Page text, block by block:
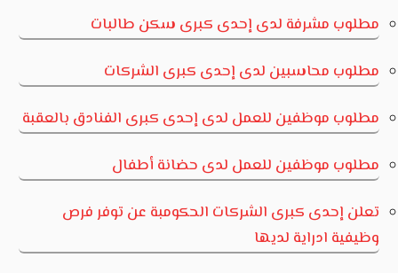
مطلوب مشرفة لدى إحدى كبرى سكن طالبات
مطلوب محاسبين لدى إحدى كبرى الشركات
مطلوب موظفين للعمل لدى إحدى كبرى الفنادق بالعقبة
مطلوب موظفين للعمل لدى حضانة أطفال
تعلن إحدى كبرى الشركات الحكومبة عن توفر فرص
وظيفية ادراية لديها